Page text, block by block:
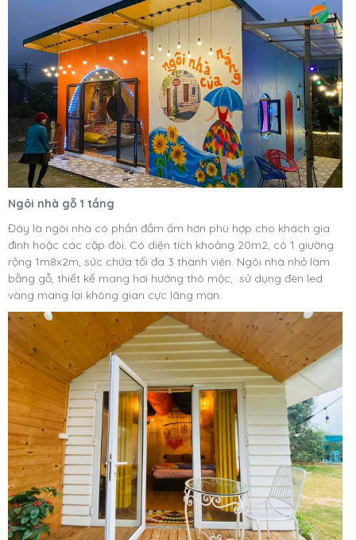
Ngôi nhà gỗ 1 tầng
Đây là ngôi nhà có phần đầm ấm hơn phù hợp cho khách gia
đình hoặc các cặp đôi. Có diện tích khoảng 20m2, có 1 giường
rộng 1m8x2m, sức chứa tối đa 3 thành viên. Ngôi nhà nhỏ làm
bằng gỗ, thiết kế mang hơi hướng thô mộc, sử dụng đèn led
vàng mang lại không gian cực lãng mạn.